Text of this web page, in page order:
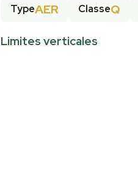
TypeAER ClasseQ
Limites verticales